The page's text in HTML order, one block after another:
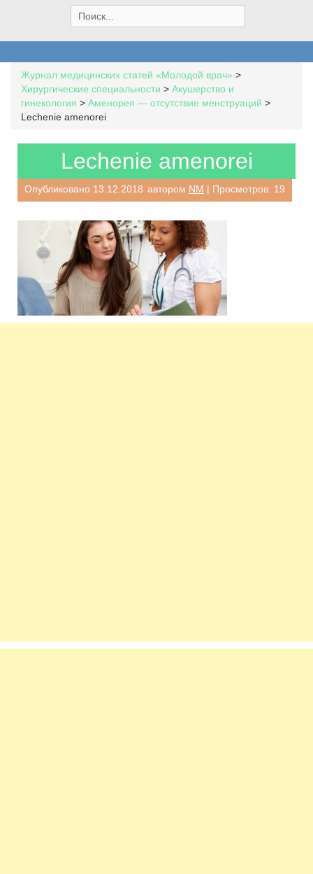
e
a
h
f
o
r
Журнал медицинских статей «Молодой врач» >
Хирургические специальности > Акушерство и
гинекология > Аменорея — отсутствие менструаций >
Lechenie amenorei
Lechenie amenorei
Опубликовано 13.12.2018 автором NM | Просмотров: 19